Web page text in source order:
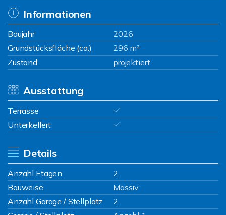
Informationen
Baujahr
2026
Grundstücksfläche (ca.)
296 m²
Zustand
projektiert
Ausstattung
Terrasse
Unterkellert
Details
Anzahl Etagen
2
Bauweise
Massiv
Anzahl Garage / Stellplatz
2